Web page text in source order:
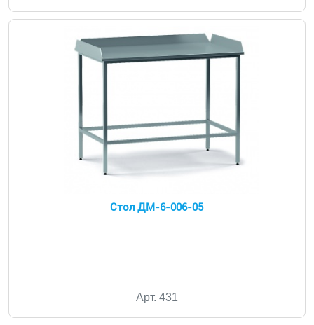
Стол ДМ-6-006-05
Арт. 431